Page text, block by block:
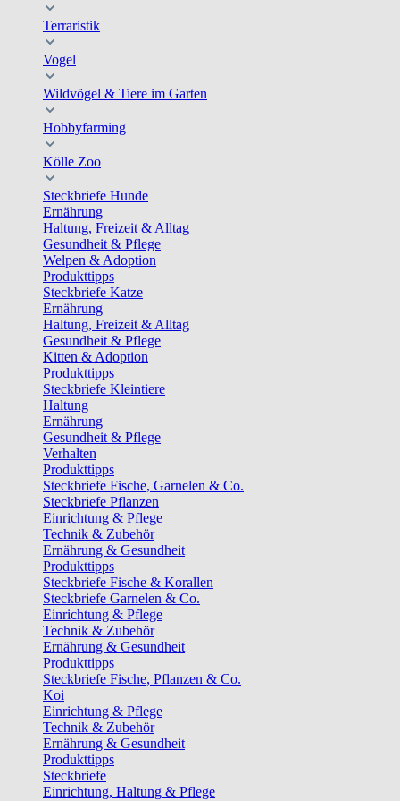
Terraristik
Vogel
Wildvögel & Tiere im Garten
Hobbyfarming
Kölle Zoo
Steckbriefe Hunde
Ernährung
Haltung, Freizeit & Alltag
Gesundheit & Pflege
Welpen & Adoption
Produkttipps
Steckbriefe Katze
Ernährung
Haltung, Freizeit & Alltag
Gesundheit & Pflege
Kitten & Adoption
Produkttipps
Steckbriefe Kleintiere
Haltung
Ernährung
Gesundheit & Pflege
Verhalten
Produkttipps
Steckbriefe Fische, Garnelen & Co.
Steckbriefe Pflanzen
Einrichtung & Pflege
Technik & Zubehör
Ernährung & Gesundheit
Produkttipps
Steckbriefe Fische & Korallen
Steckbriefe Garnelen & Co.
Einrichtung & Pflege
Technik & Zubehör
Ernährung & Gesundheit
Produkttipps
Steckbriefe Fische, Pflanzen & Co.
Koi
Einrichtung & Pflege
Technik & Zubehör
Ernährung & Gesundheit
Produkttipps
Steckbriefe
Einrichtung, Haltung & Pflege